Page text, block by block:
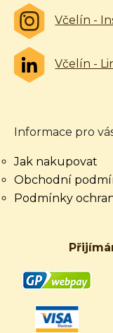
Včelín -
Včelín -
Informace pro
Jak nakupovat
Obchodní
Podmínky